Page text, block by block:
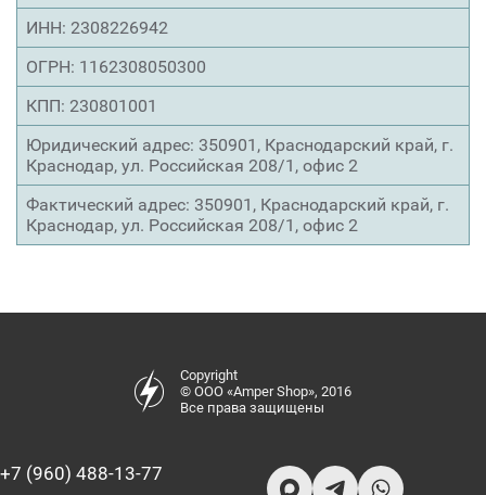
ИНН: 2308226942
ОГРН: 1162308050300
КПП: 230801001
Юридический адрес: 350901, Краснодарский край, г.
Краснодар, ул. Российская 208/1, офис 2
Фактический адрес: 350901, Краснодарский край, г.
Краснодар, ул. Российская 208/1, офис 2
Copyright
© ООО «Amper Shop», 2016
Все права защищены
+7 (960) 488-13-77